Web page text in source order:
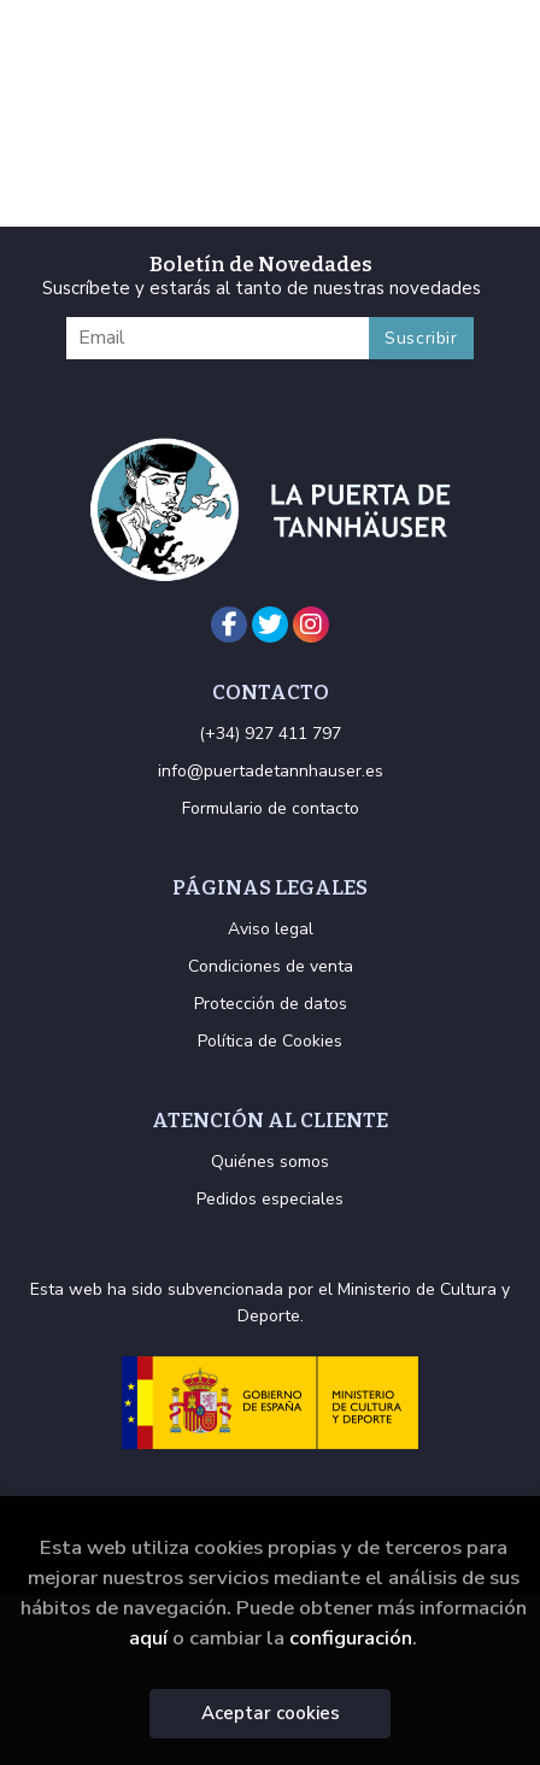
Boletín de Novedades
Suscríbete y estarás al tanto de nuestras novedades
CONTACTO
(+34) 927 411 797
info@puertadetannhauser.es
Formulario de contacto
PÁGINAS LEGALES
Aviso legal
Condiciones de venta
Protección de datos
Política de Cookies
ATENCIÓN AL CLIENTE
Quiénes somos
Pedidos especiales
Esta web ha sido subvencionada por el Ministerio de Cultura y
Deporte.
2026 ©La Puerta de Tannhäuser. Todos los Derechos
Reservados |Grupo Trevenque
Esta web utiliza cookies propias y de terceros para
mejorar nuestros servicios mediante el análisis de sus
hábitos de navegación. Puede obtener más información
aquío cambiar la configuración.
Aceptar cookies